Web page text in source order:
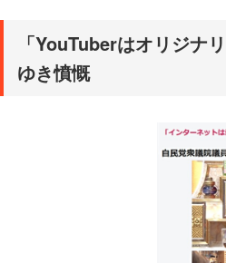
「YouTuberはオリジナ
ゆき憤慨